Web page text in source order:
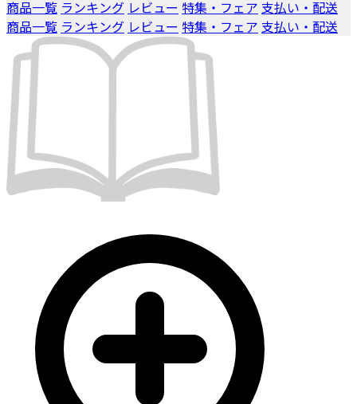
商品一覧 ランキング レビュー 特集・フェア 支払い・配送
商品一覧 ランキング レビュー 特集・フェア 支払い・配送